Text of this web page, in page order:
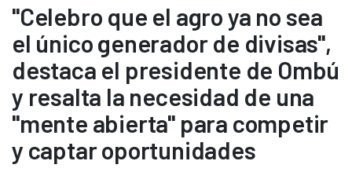
"Celebro que el agro ya no sea
el único generador de divisas",
destaca el presidente de Ombú
y resalta la necesidad de una
"mente abierta" para competir
y captar oportunidades